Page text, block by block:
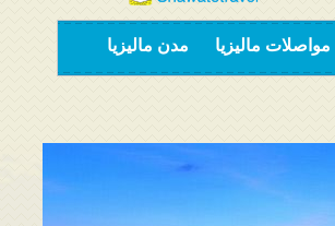
مواصلات ماليزيا مدن ماليزيا